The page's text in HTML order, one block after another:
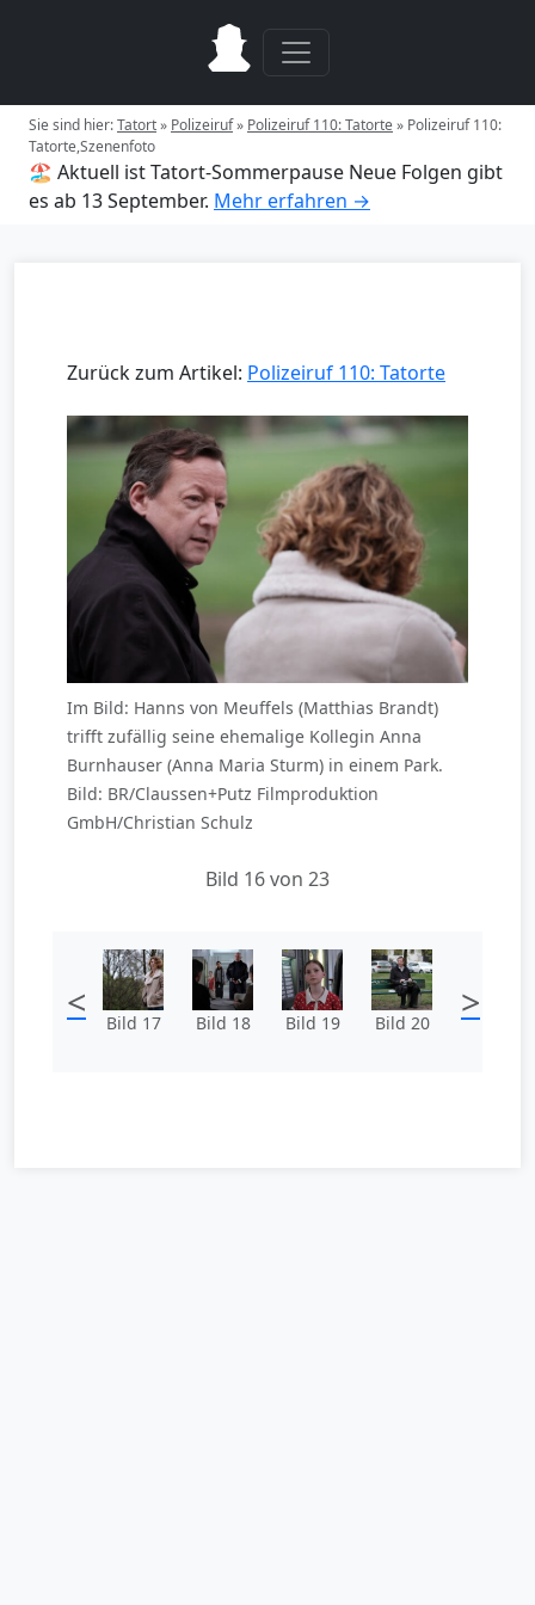
Sie sind hier:Tatort» Polizeiruf» Polizeiruf 110: Tatorte» Polizeiruf 110:
Tatorte,Szenenfoto
🏖️ Aktuell ist Tatort-Sommerpause Neue Folgen gibt
es ab 13 September. Mehr erfahren →
Zurück zum Artikel: Polizeiruf 110: Tatorte
Im Bild: Hanns von Meuffels (Matthias Brandt)
trifft zufällig seine ehemalige Kollegin Anna
Burnhauser (Anna Maria Sturm) in einem Park.
Bild: BR/Claussen+Putz Filmproduktion
GmbH/Christian Schulz
Bild 16 von 23
< Bild 17 Bild 18 Bild 19 Bild 20 >